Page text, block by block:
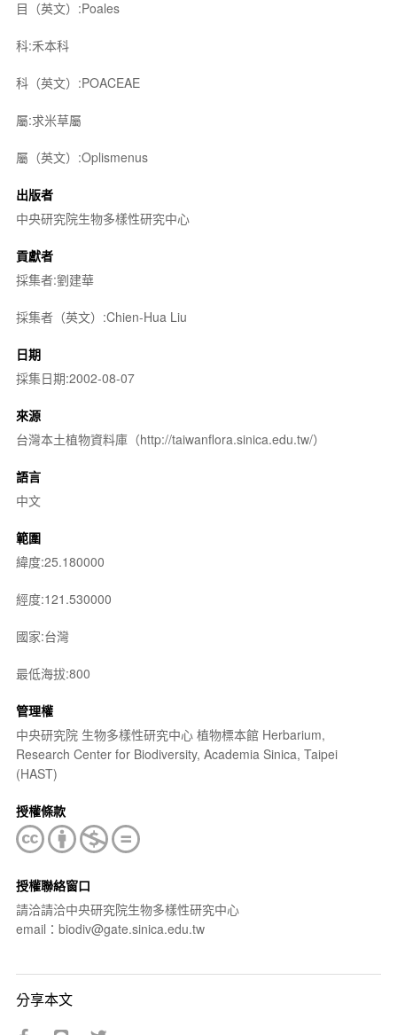
目（英文）:Poales
科:禾本科
科（英文）:POACEAE
屬:求米草屬
屬（英文）:Oplismenus
出版者
中央研究院生物多樣性研究中心
貢獻者
採集者:劉建華
採集者（英文）:Chien-Hua Liu
日期
採集日期:2002-08-07
來源
台灣本土植物資料庫（http://taiwanflora.sinica.edu.tw/）
語言
中文
範圍
緯度:25.180000
經度:121.530000
國家:台灣
最低海拔:800
管理權
中央研究院 生物多樣性研究中心 植物標本館 Herbarium,
Research Center for Biodiversity, Academia Sinica, Taipei
(HAST)
授權條款
授權聯絡窗口
請洽請洽中央研究院生物多樣性研究中心
email：biodiv@gate.sinica.edu.tw
分享本文